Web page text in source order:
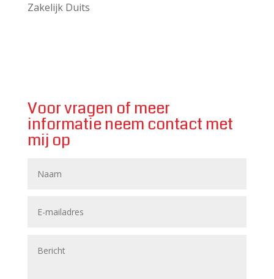
Zakelijk Duits
Voor vragen of meer
informatie neem contact met
mij op